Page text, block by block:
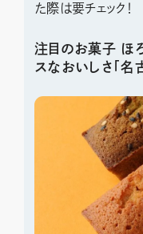
た際は要チェック！
注目のお菓子 ほ
スなおいしさ「名